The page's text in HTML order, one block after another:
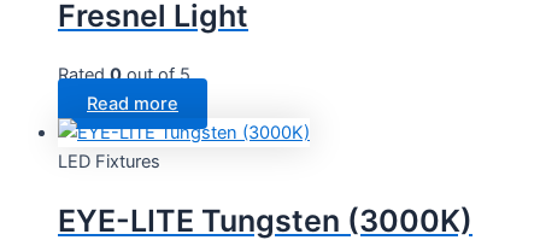
Fresnel Light
Rated0out of 5
Read more
LED Fixtures
EYE-LITE Tungsten (3000K)